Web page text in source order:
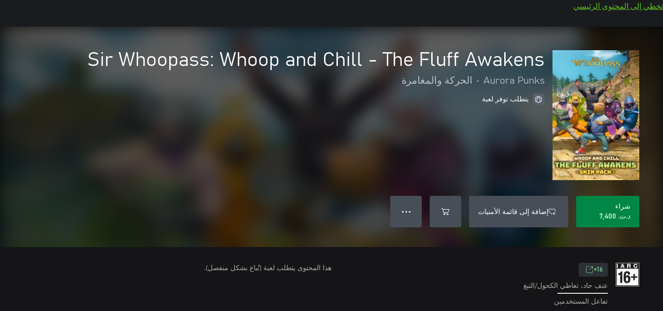
تخطي إلى المحتوى الرئيسي
Sir Whoopass: Whoop and Chill - The Fluff Awakens
Aurora Punks
• الحركة والمغامرة
يتطلب توفر لعبة
شراء
د.ت.‏ 7,400
إضافة إلى قائمة الأمنيات ● ● ●
16+
عنف حاد، تعاطي الكحول/التبغ
تفاعل المستخدمين
هذا المحتوى يتطلب لعبة (تُباع بشكل منفصل).